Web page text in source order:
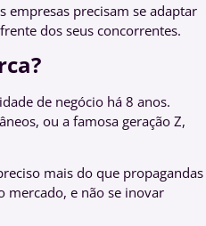
empresas precisam se adaptar
dos seus concorrentes.
de negócio há 8 anos.
ou a famosa geração Z,
mais do que propagandas
mercado, e não se inovar